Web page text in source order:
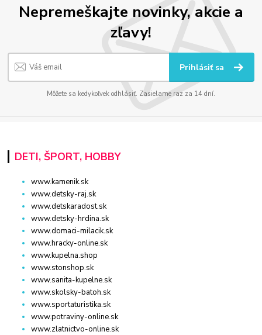
Nepremeškajte novinky, akcie a
zľavy!
Prihlásiť sa
Môžete sa kedykoľvek odhlásiť. Zasielame raz za 14 dní.
DETI, ŠPORT, HOBBY
www.kamenik.sk
www.detsky-raj.sk
www.detskaradost.sk
www.detsky-hrdina.sk
www.domaci-milacik.sk
www.hracky-online.sk
www.kupelna.shop
www.stonshop.sk
www.sanita-kupelne.sk
www.skolsky-batoh.sk
www.sportaturistika.sk
www.potraviny-online.sk
www.zlatnictvo-online.sk